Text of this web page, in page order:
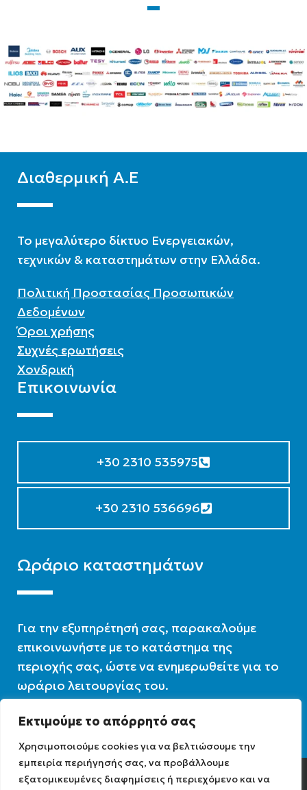
Εκτιμούμε το απόρρητό σας
Χρησιμοποιούμε cookies για να βελτιώσουμε την
εμπειρία περιήγησής σας, να προβάλλουμε
εξατομικευμένες διαφημίσεις ή περιεχόμενο και να
Δίστηλο ,Μονόστηλο ,
Τρίστηλο
Δίστηλο ,Μονόστηλο ,
Τρίστηλο
Διαθερμική Α.Ε
To μεγαλύτερο δίκτυο Ενεργειακών,
τεχνικών & καταστημάτων στην Ελλάδα.
Πολιτική Προστασίας Προσωπικών
Δεδομένων
Όροι χρήσης
Συχνές ερωτήσεις
Χονδρική
Επικοινωνία
+30 2310 535975
+30 2310 536696
Ωράριο καταστημάτων
Για την εξυπηρέτησή σας, παρακαλούμε
επικοινωνήστε με το κατάστημα της
περιοχής σας, ώστε να ενημερωθείτε για το
ωράριο λειτουργίας του.
Ωράριο λειτουργίας : 07:30 – 16:00
Diathermiki.gr © 2022